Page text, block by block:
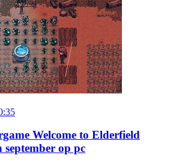
Welcome to Elderfield
op pc